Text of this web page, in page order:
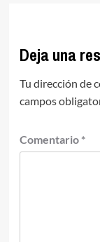
Deja una
Tu dirección de
campos
Comentario *